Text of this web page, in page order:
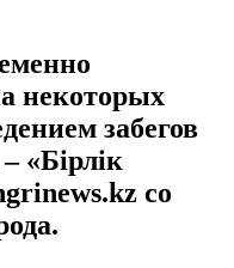
некоторых
забегов
«Бірлік
со